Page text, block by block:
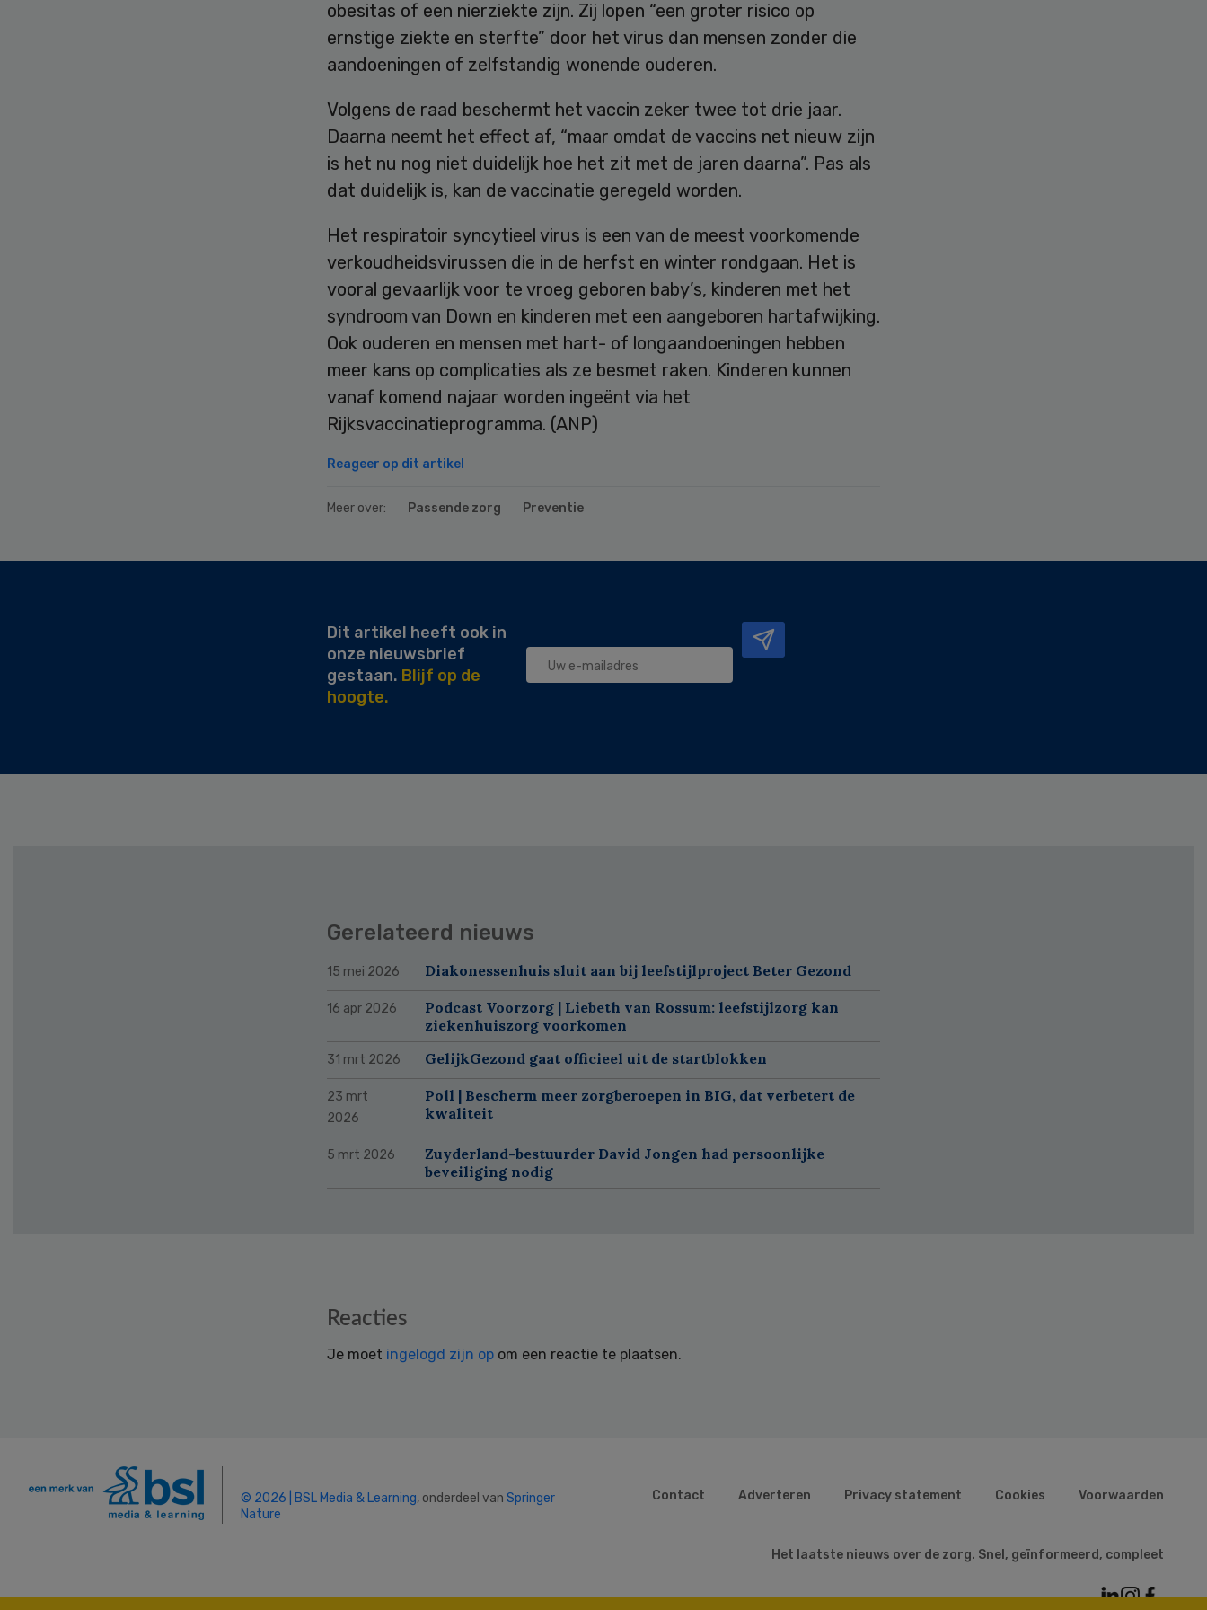
obesitas of een nierziekte zijn. Zij lopen “een groter risico op
ernstige ziekte en sterfte” door het virus dan mensen zonder die
aandoeningen of zelfstandig wonende ouderen.
Volgens de raad beschermt het vaccin zeker twee tot drie jaar.
Daarna neemt het effect af, “maar omdat de vaccins net nieuw zijn
is het nu nog niet duidelijk hoe het zit met de jaren daarna”. Pas als
dat duidelijk is, kan de vaccinatie geregeld worden.
Het respiratoir syncytieel virus is een van de meest voorkomende
verkoudheidsvirussen die in de herfst en winter rondgaan. Het is
vooral gevaarlijk voor te vroeg geboren baby’s, kinderen met het
syndroom van Down en kinderen met een aangeboren hartafwijking.
Ook ouderen en mensen met hart- of longaandoeningen hebben
meer kans op complicaties als ze besmet raken. Kinderen kunnen
vanaf komend najaar worden ingeënt via het
Rijksvaccinatieprogramma. (ANP)
Reageer op dit artikel
Meer over: Passende zorg Preventie
Dit artikel heeft ook in
onze nieuwsbrief
gestaan. Blijf op de
hoogte.
Gerelateerd nieuws
15 mei 2026 Diakonessenhuis sluit aan bij leefstijlproject Beter Gezond
16 apr 2026
Podcast Voorzorg | Liebeth van Rossum: leefstijlzorg kan
ziekenhuiszorg voorkomen
31 mrt 2026 GelijkGezond gaat officieel uit de startblokken
23 mrt
2026
Poll | Bescherm meer zorgberoepen in BIG, dat verbetert de
kwaliteit
5 mrt 2026
Zuyderland-bestuurder David Jongen had persoonlijke
beveiliging nodig
Reacties
Je moet ingelogd zijn op om een reactie te plaatsen.
© 2026 | BSL Media & Learning, onderdeel van Springer
Nature
Contact Adverteren Privacy statement Cookies Voorwaarden
Het laatste nieuws over de zorg. Snel, geïnformeerd, compleet